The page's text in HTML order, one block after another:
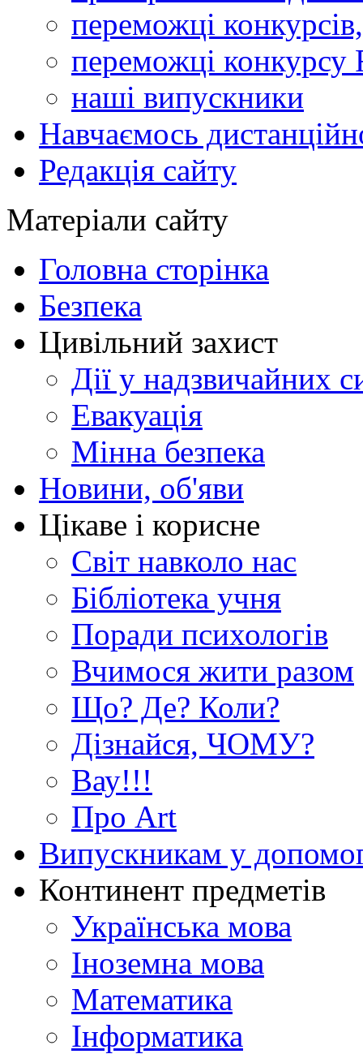
переможці
переможці конкурсу
наші випускники
Навчаємось
Редакція сайту
Матеріали сайту
Головна сторінка
Безпека
Цивільний захист
Дії у надзвичайних
Евакуація
Мінна безпека
Новини, об'яви
Цікаве і корисне
Світ навколо нас
Бібліотека учня
Поради психологів
Вчимося жити разом
Що? Де? Коли?
Дізнайся, ЧОМУ?
Вау!!!
Про Art
Випускникам у
Континент предметів
Українська мова
Іноземна мова
Математика
Інформатика